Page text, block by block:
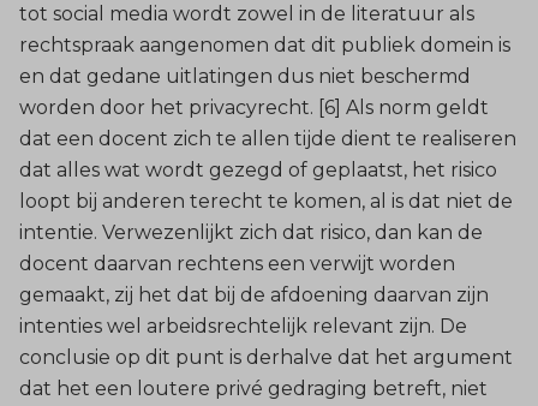
tot social media wordt zowel in de literatuur als
rechtspraak aangenomen dat dit publiek domein is
en dat gedane uitlatingen dus niet beschermd
worden door het privacyrecht. [6] Als norm geldt
dat een docent zich te allen tijde dient te realiseren
dat alles wat wordt gezegd of geplaatst, het risico
loopt bij anderen terecht te komen, al is dat niet de
intentie. Verwezenlijkt zich dat risico, dan kan de
docent daarvan rechtens een verwijt worden
gemaakt, zij het dat bij de afdoening daarvan zijn
intenties wel arbeidsrechtelijk relevant zijn. De
conclusie op dit punt is derhalve dat het argument
dat het een loutere privé gedraging betreft, niet